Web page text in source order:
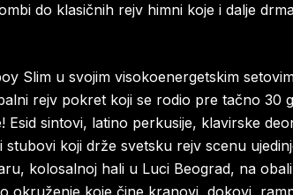
do klasičnih rejv himni koje i dalje
Slim u svojim visokoenergetskim
rejv pokret koji se rodio pre tačno 30
Esid sintovi, latino perkusije, klavirske
koji drže svetsku rejv scenu
kolosalnoj hali u Luci Beograd, na